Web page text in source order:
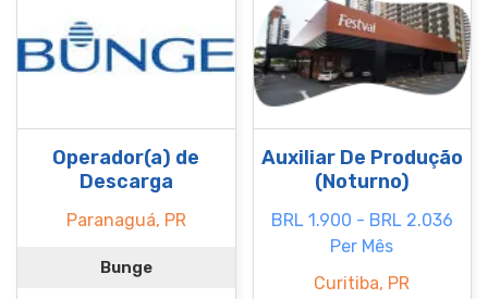
Operador(a) de
Descarga
Paranaguá, PR
Bunge
Auxiliar De Produção
(Noturno)
BRL 1.900 - BRL 2.036
Per Mês
Curitiba, PR